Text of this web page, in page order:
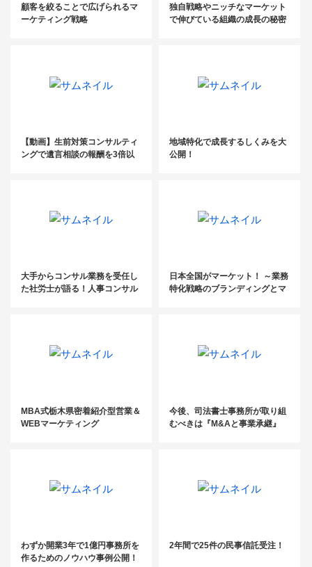
顧客を絞ることで広げられるマ
ーケティング戦略
独自戦略やニッチなマーケット
で伸びている組織の成長の秘密
【動画】生前対策コンサルティ
ングで遺言相談の報酬を3倍以
地域特化で成長するしくみを大
公開！
大手からコンサル業務を受任し
た社労士が語る！人事コンサル
日本全国がマーケット！ ～業務
特化戦略のブランディングとマ
MBA式栃木県密着紹介型営業＆
WEBマーケティング
今後、司法書士事務所が取り組
むべきは『M&Aと事業承継』
わずか開業3年で1億円事務所を
作るためのノウハウ事例公開！
2年間で25件の民事信託受注！